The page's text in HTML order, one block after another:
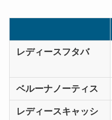
レディースフタバ
ベルーナノーティス
レディースキャッシ